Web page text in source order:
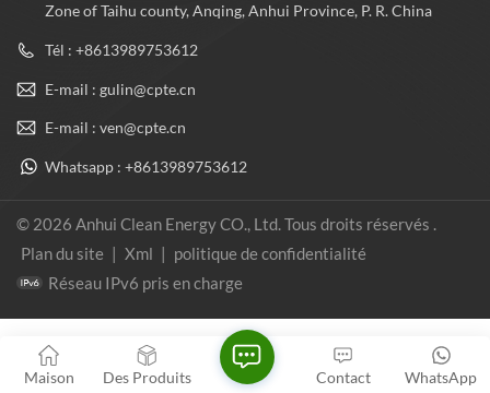
Zone of Taihu county, Anqing, Anhui Province, P. R. China
Tél : +8613989753612
E-mail : gulin@cpte.cn
E-mail : ven@cpte.cn
Whatsapp : +8613989753612
© 2026 Anhui Clean Energy CO., Ltd. Tous droits réservés .
Plan du site
Xml
politique de confidentialité
Réseau IPv6 pris en charge
Maison Des Produits WhatsApp
Contact